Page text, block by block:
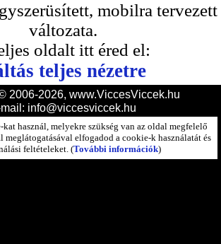
mobilra tervezett
változata.
oldalt itt éred el:
teljes nézetre
2006-2026, www.ViccesViccek.hu
info@viccesviccek.hu
használ, melyekre szükség van az oldal megfelelő
meglátogatásával elfogadod a cookie-k használatát és
feltételeket. (További információk)